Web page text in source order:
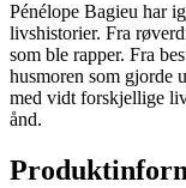
Pénélope Bagieu har
livshistorier. Fra
som ble rapper. Fra
husmoren som gjorde
med vidt forskjellige
ånd.